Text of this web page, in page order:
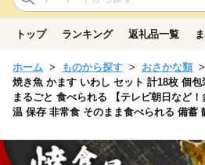
トップ ランキング 返礼品一覧
ホーム ものから探す おさかな類
焼き魚 かます いわし セット 計18枚 個
まるごと 食べられる 【テレビ朝日など
温 保存 非常食 そのまま食べられる 備蓄